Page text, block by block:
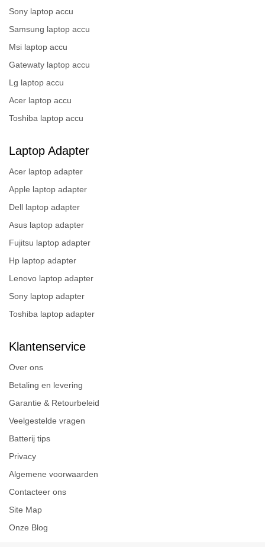
Sony laptop accu
Samsung laptop accu
Msi laptop accu
Gatewaty laptop accu
Lg laptop accu
Acer laptop accu
Toshiba laptop accu
Laptop Adapter
Acer laptop adapter
Apple laptop adapter
Dell laptop adapter
Asus laptop adapter
Fujitsu laptop adapter
Hp laptop adapter
Lenovo laptop adapter
Sony laptop adapter
Toshiba laptop adapter
Klantenservice
Over ons
Betaling en levering
Garantie & Retourbeleid
Veelgestelde vragen
Batterij tips
Privacy
Algemene voorwaarden
Contacteer ons
Site Map
Onze Blog